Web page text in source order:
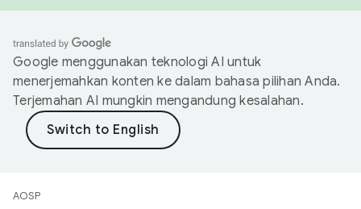
Google menggunakan teknologi AI untuk
menerjemahkan konten ke dalam bahasa pilihan Anda.
Terjemahan AI mungkin mengandung kesalahan.
AOSP